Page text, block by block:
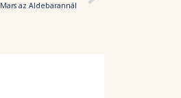
Mars az Aldebarannál